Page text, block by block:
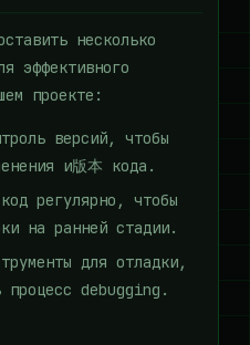
несколько
эффективного
проекте:
версий, чтобы
и版本 кода.
регулярно, чтобы
на ранней стадии.
для отладки,
процесс debugging.